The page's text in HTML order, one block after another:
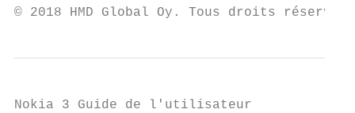
© 2018 HMD Global Oy. Tous
Nokia 3 Guide de l'utilisateur